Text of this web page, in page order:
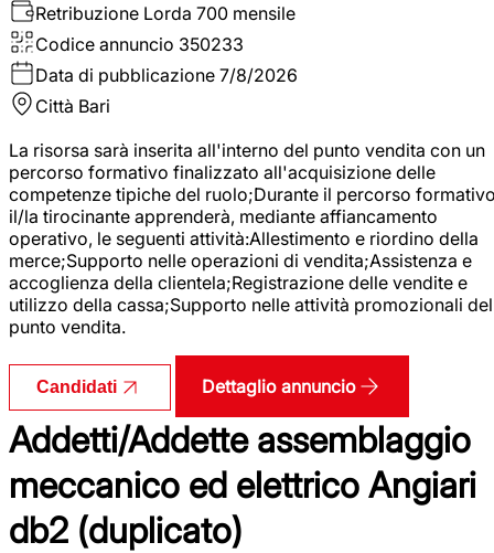
Retribuzione Lorda 700 mensile
Codice annuncio 350233
Data di pubblicazione 7/8/2026
Città Bari
La risorsa sarà inserita all'interno del punto vendita con un
percorso formativo finalizzato all'acquisizione delle
competenze tipiche del ruolo;Durante il percorso
il/la tirocinante apprenderà, mediante affiancamento
operativo, le seguenti attività:Allestimento e riordino della
merce;Supporto nelle operazioni di vendita;Assistenza e
accoglienza della clientela;Registrazione delle vendite e
utilizzo della cassa;Supporto nelle attività promozionali del
punto vendita.
Candidati Dettaglio annuncio
Addetti/Addette assemblaggio
meccanico ed elettrico Angiari
db2 (duplicato)